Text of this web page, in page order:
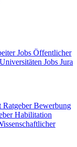
Jobs Öffentlicher
Jobs Jura
Ratgeber Bewerbung
Habilitation